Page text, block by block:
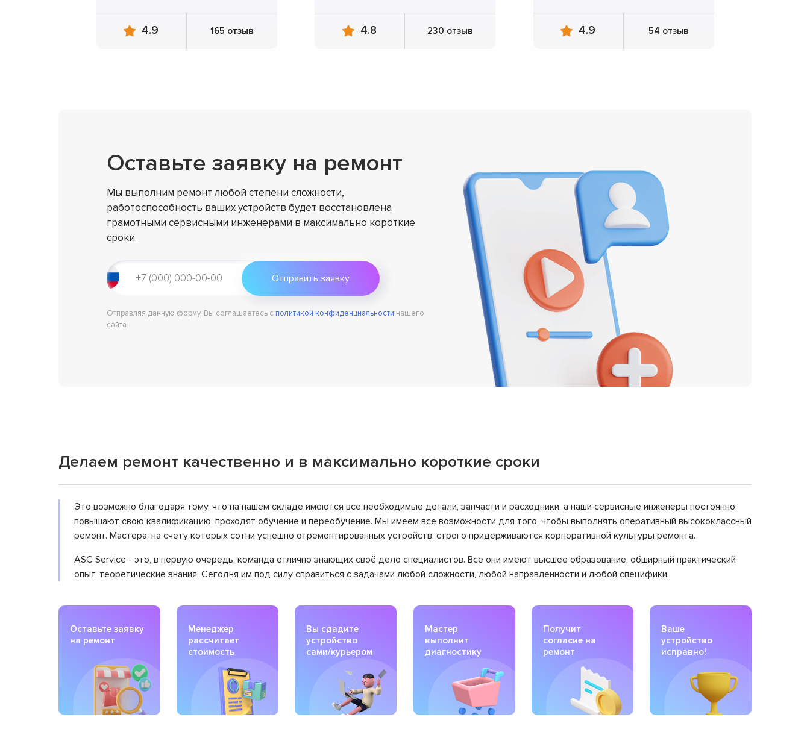
4.9 165 отзыв 4.8 230 отзыв 4.9 54 отзыв
Оставьте заявку на ремонт
Мы выполним ремонт любой степени сложности,
работоспособность ваших устройств будет восстановлена
грамотными сервисными инженерами в максимально короткие
сроки.
Отправляя данную форму, Вы соглашаетесь с политикой конфиденциальности нашего
сайта
Делаем ремонт качественно и в максимально короткие сроки
Это возможно благодаря тому, что на нашем складе имеются все необходимые детали, запчасти и расходники, а наши сервисные инженеры постоянно
повышают свою квалификацию, проходят обучение и переобучение. Мы имеем все возможности для того, чтобы выполнять оперативный высококлассный
ремонт. Мастера, на счету которых сотни успешно отремонтированных устройств, строго придерживаются корпоративной культуры ремонта.
ASC Service - это, в первую очередь, команда отлично знающих своё дело специалистов. Все они имеют высшее образование, обширный практический
опыт, теоретические знания. Сегодня им под силу справиться с задачами любой сложности, любой направленности и любой специфики.
Оставьте заявку
на ремонт
Менеджер
рассчитает
стоимость
Вы сдадите
устройство
сами/курьером
Мастер
выполнит
диагностику
Получит
согласие на
ремонт
Ваше
устройство
исправно!